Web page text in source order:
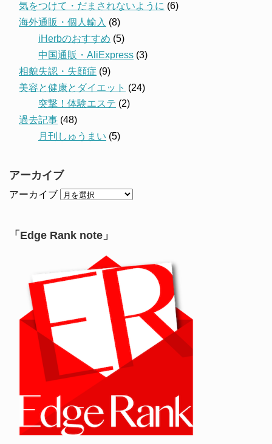
気をつけて・だまされないように (6)
海外通販・個人輸入 (8)
iHerbのおすすめ (5)
中国通販・AliExpress (3)
相貌失認・失顔症 (9)
美容と健康とダイエット (24)
突撃！体験エステ (2)
過去記事 (48)
月刊しゅうまい (5)
アーカイブ
アーカイブ
「Edge Rank note」